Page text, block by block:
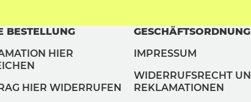
BESTELLUNG
HIER
HIER WIDERRUFEN
GESCHÄFTSORDNUNG
IMPRESSUM
WIDERRUFSRECHT
REKLAMATIONEN